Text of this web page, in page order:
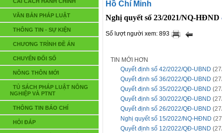
VĂN BẢN PHÁP LUẬT
THÔNG TIN - SỰ KIỆN
CHƯƠNG TRÌNH ĐỀ ÁN
CHUYỂN ĐỔI SỐ
NÔNG THÔN MỚI
TỦ SÁCH PHÁP LUẬT NÔNG
NGHIỆP VÀ PTNT
THÔNG TIN BÁO CHÍ
HỎI ĐÁP
Hồ Chí Minh
Nghị quyết số 23/2021/NQ-HĐND
Số lượt người xem: 893
TIN MỚI HƠN
Quyết định số 42/2022/QĐ-UBND
Quyết định số 36/2022/QĐ-UBND
Quyết định số 35/2022/QĐ-UBND
Quyết định số 30/2022/QĐ-UBND
Quyết định số 26/2022/QĐ-UBND
Nghị quyết số 15/2022/NQ-HĐND
Quyết định số 12/2022/QĐ-UBND